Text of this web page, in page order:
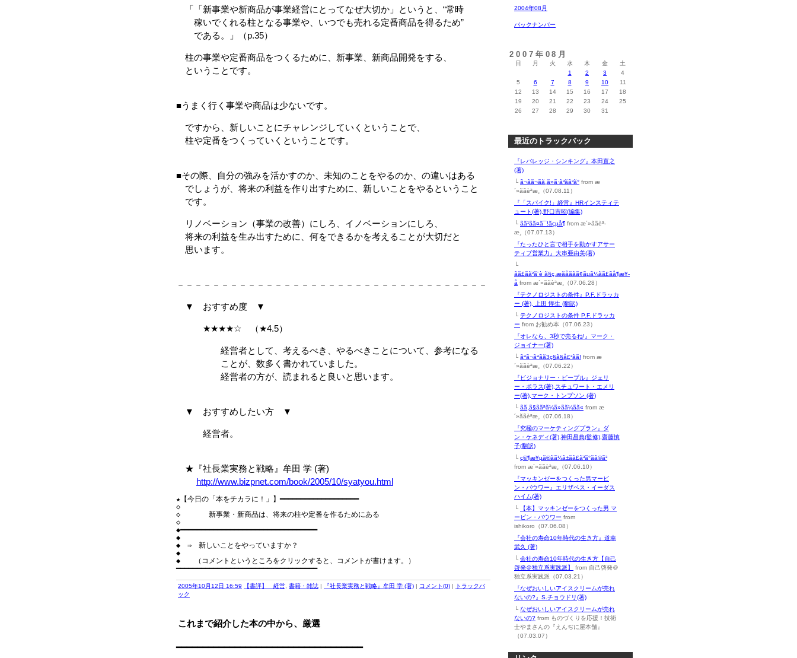
2004年08月
バックナンバー
2007年08月
日 月 火 水 木 金
土
1
2 3
4
5
6 7 8 9 10
11
12
13 14 15 16 17
18
19
20 21 22 23 24
25
26
27 28 29 30 31
最近のトラックバック
『レバレッジ・シンキング』本田直之
(著)
└ ã¬ãã¬ãã¸ã»ã·ã³ã­ã³ã° from æ
´»ããèª­æ¸（07.08.11）
『「スパイク!」経営』HRインスティテ
ュート(著),野口吉昭(編集)
└ ãã¹ãã¤ã¯!ãçµå¶ from æ´»ããèª­
æ¸（07.07.13）
『たったひと言で相手を動かすアサー
ティブ営業力』大串亜由美(著)
└
ãã£ãã²ã¨è¨ã§ç¸æãåããã¢ãµã¼ãã£ãå¶æ¥­
å from æ´»ããèª­æ¸（07.06.28）
『テクノロジストの条件』P.F.ドラッカ
ー (著), 上田 惇生 (翻訳)
└ テクノロジストの条件 P.F.ドラッカ
ー from お勧め本（07.06.23）
『オレなら、3秒で売るね!』マーク・
ジョイナー(著)
└ ãªã¬ãªãã3ç§ã§å£²ãã­! from æ
´»ããèª­æ¸（07.06.22）
『ビジョナリー・ピープル』ジェリ
ー・ポラス(著),スチュワート・エメリ
ー(著),マーク・トンプソン (著)
└ ãã¸ã§ããªã¼ã»ãã¼ãã« from æ
´»ããèª­æ¸（07.06.18）
『究極のマーケティングプラン』ダ
ン・ケネディ(著),神田昌典(監修),齋藤慎
子(翻訳)
└ ç©¶æ¥µã®ãã¼ã±ãã£ã³ã°ãã©ã³
from æ´»ããèª­æ¸（07.06.10）
『マッキンゼーをつくった男マービ
ン・バウワー』エリザベス・イーダス
ハイム(著)
└
【本】マッキンゼーをつくった男 マ
ービン・バウワー from
ishikoro（07.06.08）
『会社の寿命10年時代の生き方』道幸
武久 (著)
└ 会社の寿命10年時代の生き方【自己
啓発＠独立系実践派】
from 自己啓発＠
独立系実践派（07.03.21）
『なぜおいしいアイスクリームが売れ
ないの?』S.チョウドリ(著)
└ なぜおいしいアイスクリームが売れ
ないの? from ものづくりを応援！技術
士やまさんの『えんぢに屋本舗』
（07.03.07）
「「新事業や新商品が事業経営にとってなぜ大切か」というと、“常時
稼いでくれる柱となる事業や、いつでも売れる定番商品を得るため”
である。」（p.35）
柱の事業や定番商品をつくるために、新事業、新商品開発をする、
ということです。
■うまく行く事業や商品は少ないです。
ですから、新しいことにチャレンジしていくということで、
柱や定番をつくっていくということです。
■その際、自分の強みを活かすのか、未知のことをやるのか、の違いはある
でしょうが、将来の利益を作り出すために、新しいことをやるということ
です。
リノベーション（事業の改善）にしろ、イノベーションにしろ、
将来の利益を生み出すために、何をできるかを考えることが大切だと
思います。
－－－－－－－－－－－－－－－－－－－－－－－－－－－－－－－－－－－
▼ おすすめ度 ▼
★★★★☆ （★4.5）
経営者として、考えるべき、やるべきことについて、参考になる
ことが、数多く書かれていました。
経営者の方が、読まれると良いと思います。
▼ おすすめしたい方 ▼
経営者。
★『社長業実務と戦略』牟田 学 (著)
http://www.bizpnet.com/book/2005/10/syatyou.html
★【今日の「本をチカラに！」】━━━━━━━━━━━━━━━━━━━
◇
◇　　　　新事業・新商品は、将来の柱や定番を作るためにある
◇
◆━━━━━━━━━━━━━━━━━━━━━━━━━━━━━━━━━
◆
◆　⇒　新しいことをやっていますか？
◆
◆　　（コメントというところをクリックすると、コメントが書けます。）
2005年10月12日 16:59 【書評】 経営 書籍・雑誌 | 『社長業実務と戦略』牟田 学 (著) | コメント(0) |
トラックバ
ック
これまで紹介した本の中から、厳選
━━━━━━━━━━━━━━━━━━━━━━━━━━━━━━━━━━━